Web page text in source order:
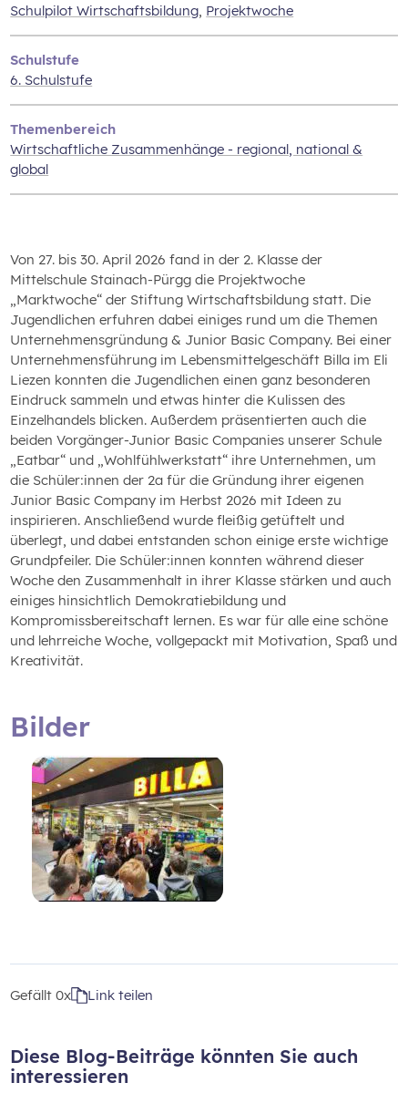
Schulpilot Wirtschaftsbildung, Projektwoche
Schulstufe
6. Schulstufe
Themenbereich
Wirtschaftliche Zusammenhänge - regional, national &
global
Von 27. bis 30. April 2026 fand in der 2. Klasse der
Mittelschule Stainach-Pürgg die Projektwoche
„Marktwoche“ der Stiftung Wirtschaftsbildung statt. Die
Jugendlichen erfuhren dabei einiges rund um die Themen
Unternehmensgründung & Junior Basic Company. Bei einer
Unternehmensführung im Lebensmittelgeschäft Billa im Eli
Liezen konnten die Jugendlichen einen ganz besonderen
Eindruck sammeln und etwas hinter die Kulissen des
Einzelhandels blicken. Außerdem präsentierten auch die
beiden Vorgänger-Junior Basic Companies unserer Schule
„Eatbar“ und „Wohlfühlwerkstatt“ ihre Unternehmen, um
die Schüler:innen der 2a für die Gründung ihrer eigenen
Junior Basic Company im Herbst 2026 mit Ideen zu
inspirieren. Anschließend wurde fleißig getüftelt und
überlegt, und dabei entstanden schon einige erste wichtige
Grundpfeiler. Die Schüler:innen konnten während dieser
Woche den Zusammenhalt in ihrer Klasse stärken und auch
einiges hinsichtlich Demokratiebildung und
Kompromissbereitschaft lernen. Es war für alle eine schöne
und lehrreiche Woche, vollgepackt mit Motivation, Spaß und
Kreativität.
Bilder
Gefällt0x Link teilen
Diese Blog-Beiträge könnten Sie auch
interessieren